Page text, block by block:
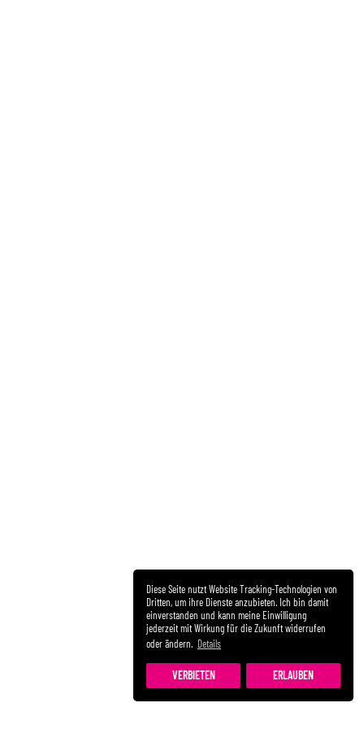
Diese Seite nutzt Website Tracking-Technologien von
Dritten, um ihre Dienste anzubieten. Ich bin damit
einverstanden und kann meine Einwilligung
jederzeit mit Wirkung für die Zukunft widerrufen
oder ändern. Details
VERBIETEN ERLAUBEN